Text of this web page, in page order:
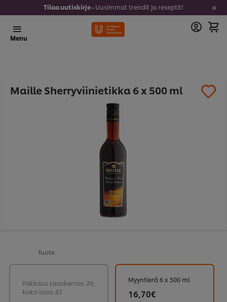
Tilaa uutiskirje - Uusimmat trendit ja reseptit!
Menu
Maille Sherryviinietikka 6 x 500 ml
Tuote
Pakkaus Lavakerros: 29,
koko lava: 87
Myyntierä 6 x 500 ml
16,70€